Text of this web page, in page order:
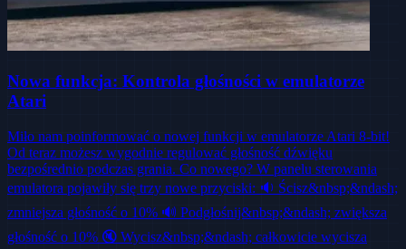
Nowa funkcja: Kontrola głośności w emulatorze
Atari
Miło nam poinformować o nowej funkcji w emulatorze Atari 8-bit!
Od teraz możesz wygodnie regulować głośność dźwięku
bezpośrednio podczas grania. Co nowego? W panelu sterowania
emulatora pojawiły się trzy nowe przyciski: 🔉 Ścisz&nbsp;&ndash;
zmniejsza głośność o 10% 🔊 Podgłośnij&nbsp;&ndash; zwiększa
głośność o 10% 🔇 Wycisz&nbsp;&ndash; całkowicie wycisza